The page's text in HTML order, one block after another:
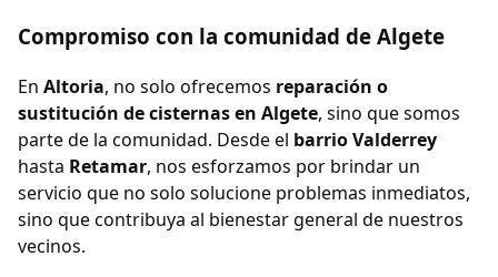
Compromiso con la comunidad de Algete
En Altoria, no solo ofrecemos reparación o
sustitución de cisternas en Algete, sino que somos
parte de la comunidad. Desde el barrio Valderrey
hasta Retamar, nos esforzamos por brindar un
servicio que no solo solucione problemas inmediatos,
sino que contribuya al bienestar general de nuestros
vecinos.